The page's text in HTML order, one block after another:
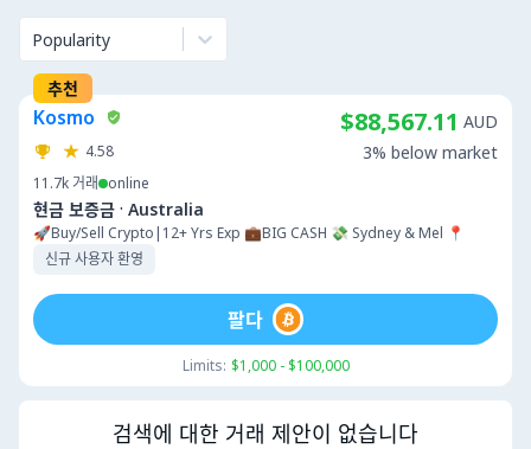
Popularity
추천
Kosmo
4.58
11.7k 거래 online
현금 보증금 · Australia
🚀Buy/Sell Crypto|12+ Yrs Exp 💼BIG CASH 💸 Sydney & Mel 📍
신규 사용자 환영
$88,567.11 AUD
3% below market
Limits: $1,000 - $100,000
팔다
검색에 대한 거래 제안이 없습니다